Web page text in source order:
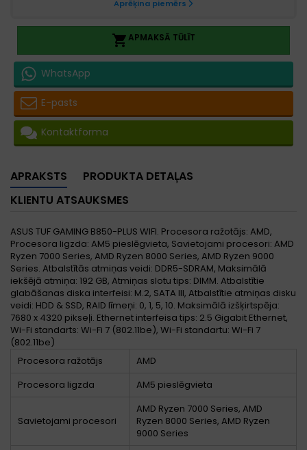
APMAKSĀ TŪLĪT
WhatsApp
E-pasts
Kontaktforma
APRAKSTS
PRODUKTA DETAĻAS
KLIENTU ATSAUKSMES
ASUS TUF GAMING B850-PLUS WIFI. Procesora ražotājs: AMD,
Procesora ligzda: AM5 pieslēgvieta, Savietojami procesori: AMD
Ryzen 7000 Series, AMD Ryzen 8000 Series, AMD Ryzen 9000
Series. Atbalstītās atmiņas veidi: DDR5-SDRAM, Maksimālā
iekšējā atmiņa: 192 GB, Atmiņas slotu tips: DIMM. Atbalstītie
glabāšanas diska interfeisi: M.2, SATA III, Atbalstītie atmiņas disku
veidi: HDD & SSD, RAID līmeņi: 0, 1, 5, 10. Maksimālā izšķirtspēja:
7680 x 4320 pikseļi. Ethernet interfeisa tips: 2.5 Gigabit Ethernet,
Wi-Fi standarts: Wi-Fi 7 (802.11be), Wi-Fi standartu: Wi-Fi 7
(802.11be)
Procesora ražotājs
AMD
Procesora ligzda
AM5 pieslēgvieta
Savietojami procesori
AMD Ryzen 7000 Series, AMD
Ryzen 8000 Series, AMD Ryzen
9000 Series